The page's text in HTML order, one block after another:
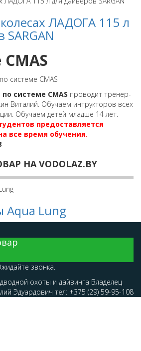
ЛАДОГА 115 л
по системе CMAS проводит тренер-
Виталий. Обучаем интрукторов всех
Обучаем детей младше 14 лет.
предоставляется
все время обучения.
НА VODOLAZ.BY
Aqua Lung
звонка.
охоты и дайвинга Владелец
Эдуардович тел: +375 (29) 59-95-108